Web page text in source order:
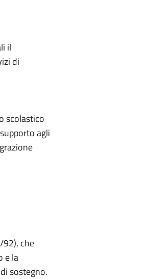
il
di
scolastico
agli
che
e la
sostegno.